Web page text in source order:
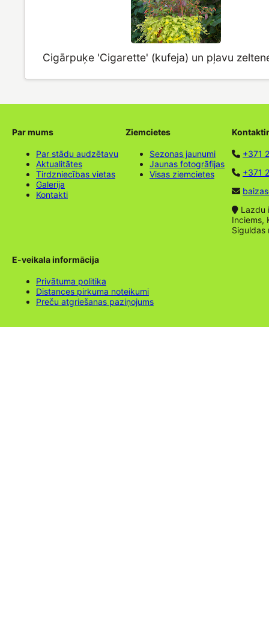
Cigārpuķe 'Cigarette' (kufeja) un pļavu
Par mums
Par stādu audzētavu
Aktualitātes
Tirdzniecības vietas
Galerija
Kontakti
Ziemcietes
Sezonas jaunumi
Jaunas fotogrāfijas
Visas ziemcietes
+371
+371
Lazdu
Inciems,
Siguldas
E-veikala informācija
Privātuma politika
Distances pirkuma noteikumi
Preču atgriešanas paziņojums